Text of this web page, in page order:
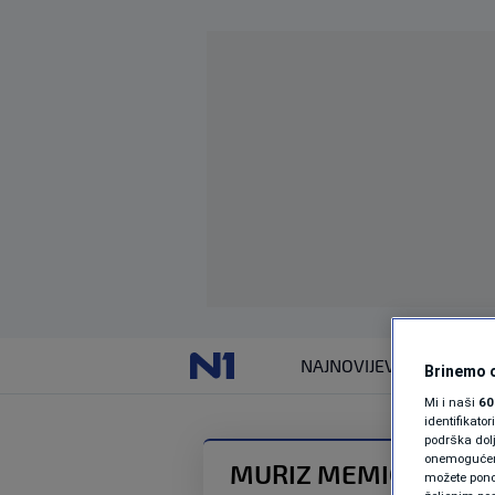
NAJNOVIJEVIJESTI
MURIZ MEMIĆ
Brinemo
Mi i naši
podrška
možete